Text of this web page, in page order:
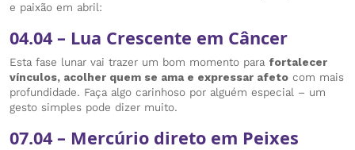
e paixão em abril:
04.04 – Lua Crescente em Câncer
Esta fase lunar vai trazer um bom momento para fortalecer
vínculos, acolher quem se ama e expressar afeto com mais
profundidade. Faça algo carinhoso por alguém especial – um
gesto simples pode dizer muito.
07.04 – Mercúrio direto em Peixes